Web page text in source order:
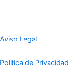
Aviso Legal
Politica de Privacidad